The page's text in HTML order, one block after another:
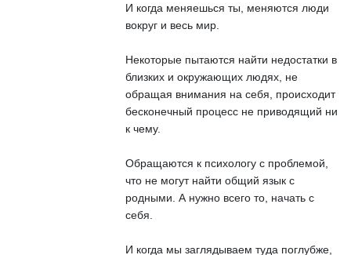
И когда меняешься ты, меняются люди
вокруг и весь мир.
Некоторые пытаются найти недостатки в
близких и окружающих людях, не
обращая внимания на себя, происходит
бесконечный процесс не приводящий ни
к чему.
Обращаются к психологу с проблемой,
что не могут найти общий язык с
родными. А нужно всего то, начать с
себя.
И когда мы заглядываем туда поглубже,